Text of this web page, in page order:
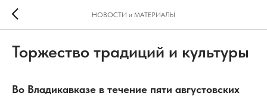
НОВОСТИ и МАТЕРИАЛЫ
Торжество традиций и культуры
Во Владикавказе в течение пяти августовских